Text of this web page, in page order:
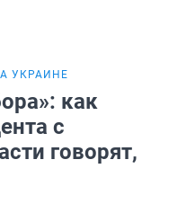
УКРАИНЕ
как
с
говорят,